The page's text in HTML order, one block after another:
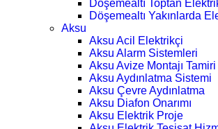
Döşemealtı Toptan
Döşemealtı Yakınlarda
Aksu
Aksu Acil Elektrikçi
Aksu Alarm Sistemleri
Aksu Avize Montajı Tamiri
Aksu Aydınlatma Sistemi
Aksu Çevre Aydınlatma
Aksu Diafon Onarımı
Aksu Elektrik Proje